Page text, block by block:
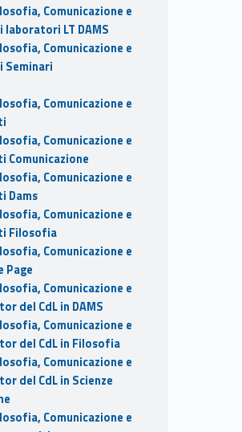
Comunicazione e
LT DAMS
Comunicazione e
Seminari
Comunicazione e
Comunicazione e
Comunicazione
Comunicazione e
Dams
Comunicazione e
Filosofia
Comunicazione e
Page
Comunicazione e
del CdL in DAMS
Comunicazione e
del CdL in Filosofia
Comunicazione e
del CdL in Scienze
Comunicazione e